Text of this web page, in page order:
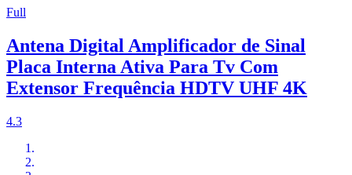
Full
Antena Digital Amplificador de Sinal
Placa Interna Ativa Para Tv Com
Extensor Frequência HDTV UHF 4K
4.3